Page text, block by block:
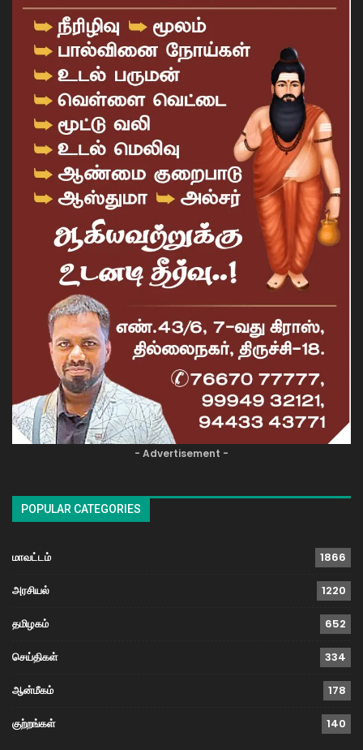
- Advertisement -
POPULAR CATEGORIES
மாவட்டம் 1866
அரசியல் 1220
தமிழகம் 652
செய்திகள் 334
ஆன்மீகம் 178
குற்றங்கள் 140